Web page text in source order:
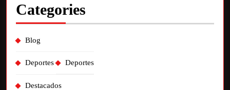
Categories
Blog
Deportes Deportes
Destacados